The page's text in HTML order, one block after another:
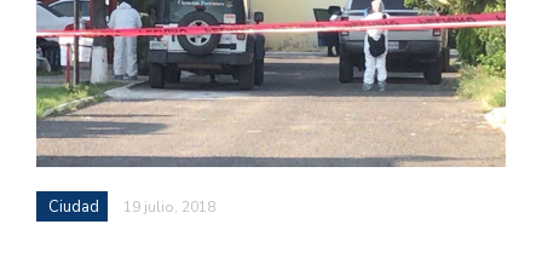
Ciudad 19 julio, 2018